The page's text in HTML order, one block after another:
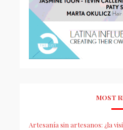
MOST
Artesanía sin artesanos: ¿la